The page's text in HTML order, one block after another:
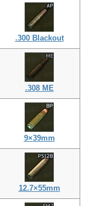
.300 Blackout
.308 ME
9×39mm
12.7×55mm